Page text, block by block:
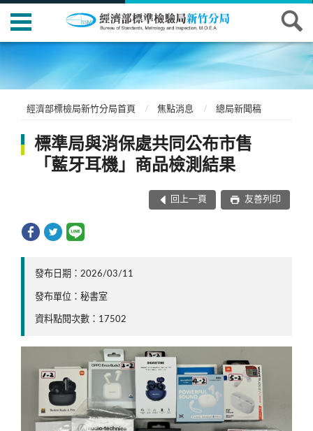
經濟部標檢局新竹分局首頁 焦點消息 總局新聞稿
標準局與消保處共同公布市售
「藍牙耳機」商品檢測結果
回上一頁 友善列印
發布日期：2026/03/11
發布單位：秘書室
資料點閱次數：17502